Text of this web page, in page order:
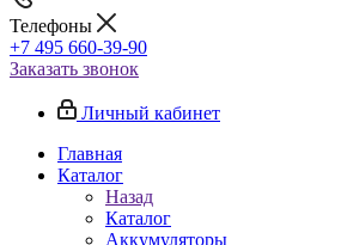
Телефоны
+7 495 660-39-90
Заказать звонок
Личный кабинет
Главная
Каталог
Назад
Каталог
Аккумуляторы